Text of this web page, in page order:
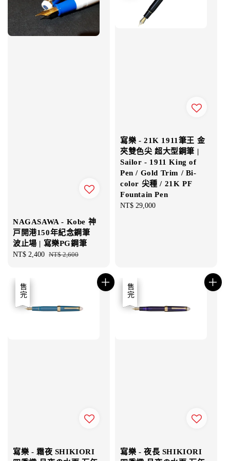
NAGASAWA - Kobe 神
戸開港150年紀念鋼筆
波止場 | 寫樂PG鋼筆
Sale
NT$ 2,400 Regular
NT$ 2,600
寫樂 - 21K 1911筆王 金
夾雙色尖 超大型鋼筆 |
Sailor - 1911 King of
Pen / Gold Trim / Bi-
color 尖種 / 21K PF
Fountain Pen
Regular
NT$ 29,000
優惠
售完
寫樂 - 霜夜 SHIKIORI
優惠
售完
寫樂 - 夜長 SHIKIORI